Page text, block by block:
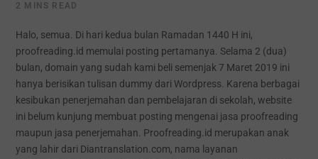
2 MINS READ
Halo, semua. Di hari kedua bulan Ramadan 1440 H ini,
proofreading.id memulai posting pertamanya. Selama 2 (dua)
bulan, domain yang sudah kami beli semenjak 7 Maret 2019 ini
hanya berisikan tulisan dummy dari Wordpress. Karena berbagai
kesibukan penerjemahan dan pembelajaran di sekolah, website
ini belum kunjung membuat posting mengenai jasa proofreading
maupun jasa penerjemahan. Proofreading.id merupakan anak
yang lahir dari Diantranslation.com, nama layanan